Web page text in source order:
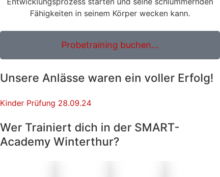
Fähigkeiten in seinem Körper wecken kann.
Probetraining buchen...
Unsere Anlässe waren ein voller Erfolg!
Kinder Prüfung 28.09.24
Wer Trainiert dich in der SMART-
Academy Winterthur?